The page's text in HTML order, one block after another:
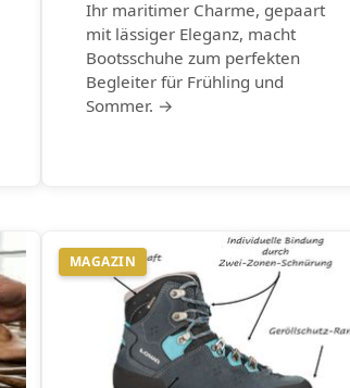
Ihr maritimer Charme, gepaart
mit lässiger Eleganz, macht
Bootsschuhe zum perfekten
Begleiter für Frühling und
Sommer. →
MAGAZIN